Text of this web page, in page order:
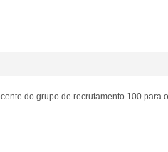
do grupo de recrutamento 100 para